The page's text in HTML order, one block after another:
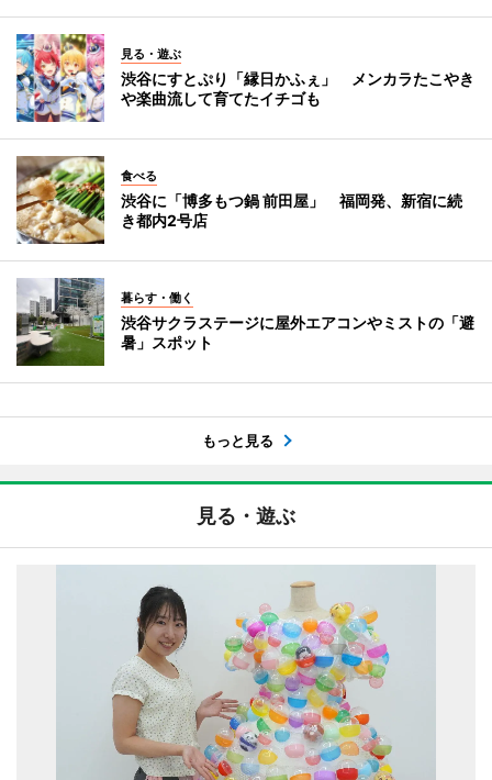
見る・遊ぶ
渋谷にすとぷり「縁日かふぇ」 メンカラたこやき
や楽曲流して育てたイチゴも
食べる
渋谷に「博多もつ鍋 前田屋」 福岡発、新宿に続
き都内2号店
暮らす・働く
渋谷サクラステージに屋外エアコンやミストの「避
暑」スポット
もっと見る
見る・遊ぶ